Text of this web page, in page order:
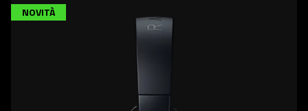
NOVITÀ